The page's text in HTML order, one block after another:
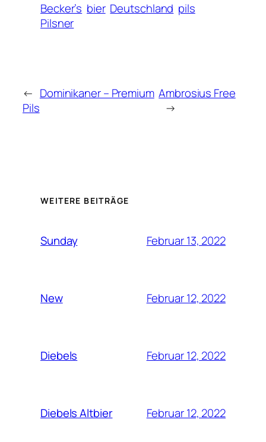
Becker’s bier Deutschland pils
Pilsner
← Dominikaner – Premium
Pils
Ambrosius Free
→
WEITERE BEITRÄGE
Sunday Februar 13, 2022
New Februar 12, 2022
Diebels Februar 12, 2022
Diebels Altbier Februar 12, 2022